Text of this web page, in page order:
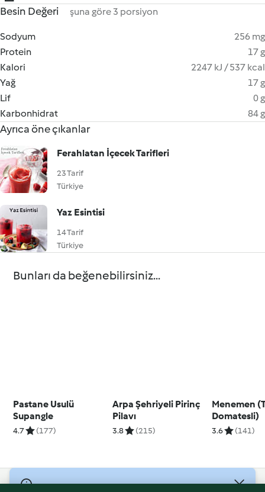
Besin Değeri şuna göre 3 porsiyon
Sodyum
256 mg
Protein
17 g
Kalori
2247 kJ / 537 kcal
Yağ
17 g
Lif
0 g
Karbonhidrat
84 g
Ayrıca öne çıkanlar
Ferahlatan İçecek Tarifleri
23 Tarif
Türkiye
Yaz Esintisi
14 Tarif
Türkiye
Bunları da beğenebilirsiniz...
Pastane Usulü
Supangle
4.7 (177)
Arpa Şehriyeli Pirinç
Pilavı
3.8 (215)
Menemen
Domatesli)
3.6 (141)